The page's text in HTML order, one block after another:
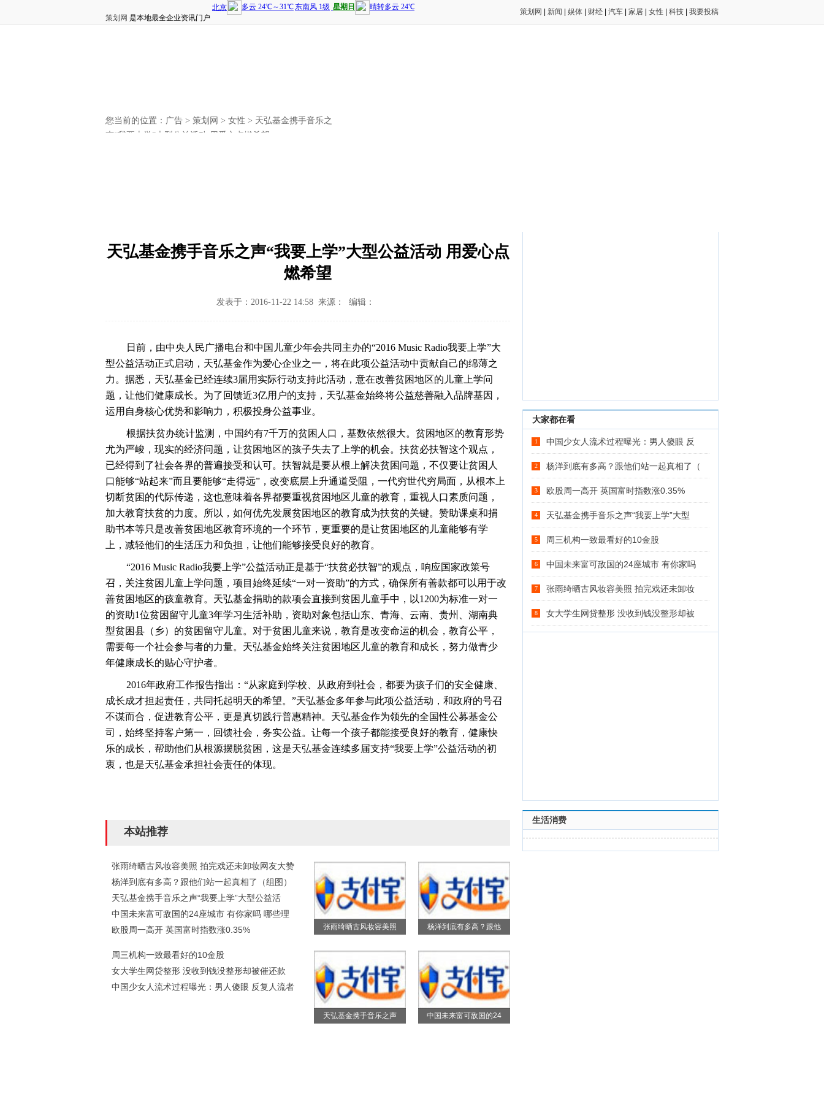
策划网 是本地最全企业资讯门户
策划网 新闻 娱体 财经 汽车 家居 女性 科技 我要投稿
您当前的位置： 广告 > 策划网 > 女性 > 天弘基金携手音乐之
声“我要上学”大型公益活动 用爱心点燃希望
天弘基金携手音乐之声“我要上学”大型公益活动 用爱心点
燃希望
发表于：2016-11-22 14:58 来源： 编辑：
日前，由中央人民广播电台和中国儿童少年会共同主办的“2016 Music Radio我要上学”大
型公益活动正式启动，天弘基金作为爱心企业之一，将在此项公益活动中贡献自己的绵薄之
力。据悉，天弘基金已经连续3届用实际行动支持此活动，意在改善贫困地区的儿童上学问
题，让他们健康成长。为了回馈近3亿用户的支持，天弘基金始终将公益慈善融入品牌基因，
运用自身核心优势和影响力，积极投身公益事业。
根据扶贫办统计监测，中国约有7千万的贫困人口，基数依然很大。贫困地区的教育形势
尤为严峻，现实的经济问题，让贫困地区的孩子失去了上学的机会。扶贫必扶智这个观点，
已经得到了社会各界的普遍接受和认可。扶智就是要从根上解决贫困问题，不仅要让贫困人
口能够“站起来”而且要能够“走得远”，改变底层上升通道受阻，一代穷世代穷局面，从根本上
切断贫困的代际传递，这也意味着各界都要重视贫困地区儿童的教育，重视人口素质问题，
加大教育扶贫的力度。所以，如何优先发展贫困地区的教育成为扶贫的关键。赞助课桌和捐
助书本等只是改善贫困地区教育环境的一个环节，更重要的是让贫困地区的儿童能够有学
上，减轻他们的生活压力和负担，让他们能够接受良好的教育。
“2016 Music Radio我要上学”公益活动正是基于“扶贫必扶智”的观点，响应国家政策号
召，关注贫困儿童上学问题，项目始终延续“一对一资助”的方式，确保所有善款都可以用于改
善贫困地区的孩童教育。天弘基金捐助的款项会直接到贫困儿童手中，以1200为标准一对一
的资助1位贫困留守儿童3年学习生活补助，资助对象包括山东、青海、云南、贵州、湖南典
型贫困县（乡）的贫困留守儿童。对于贫困儿童来说，教育是改变命运的机会，教育公平，
需要每一个社会参与者的力量。天弘基金始终关注贫困地区儿童的教育和成长，努力做青少
年健康成长的贴心守护者。
2016年政府工作报告指出：“从家庭到学校、从政府到社会，都要为孩子们的安全健康、
成长成才担起责任，共同托起明天的希望。”天弘基金多年参与此项公益活动，和政府的号召
不谋而合，促进教育公平，更是真切践行普惠精神。天弘基金作为领先的全国性公募基金公
司，始终坚持客户第一，回馈社会，务实公益。让每一个孩子都能接受良好的教育，健康快
乐的成长，帮助他们从根源摆脱贫困，这是天弘基金连续多届支持“我要上学”公益活动的初
衷，也是天弘基金承担社会责任的体现。
本站推荐
张雨绮晒古风妆容美照 拍完戏还未卸妆网友大赞
杨洋到底有多高？跟他们站一起真相了（组图）
天弘基金携手音乐之声“我要上学”大型公益活
中国未来富可敌国的24座城市 有你家吗 哪些理
欧股周一高开 英国富时指数涨0.35%
周三机构一致最看好的10金股
女大学生网贷整形 没收到钱没整形却被催还款
中国少女人流术过程曝光：男人傻眼 反复人流者
张雨绮晒古风妆容美照 杨洋到底有多高？跟他
天弘基金携手音乐之声 中国未来富可敌国的24
大家都在看
1 中国少女人流术过程曝光：男人傻眼 反
2 杨洋到底有多高？跟他们站一起真相了（
3 欧股周一高开 英国富时指数涨0.35%
4 天弘基金携手音乐之声“我要上学”大型
5 周三机构一致最看好的10金股
6 中国未来富可敌国的24座城市 有你家吗
7 张雨绮晒古风妆容美照 拍完戏还未卸妆
8 女大学生网贷整形 没收到钱没整形却被
生活消费